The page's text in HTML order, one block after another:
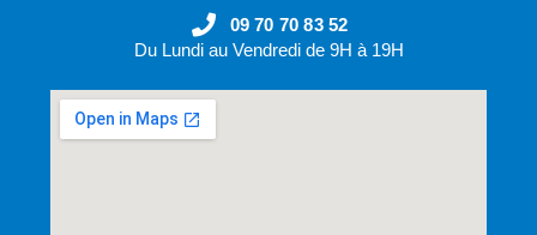
09 70 70 83 52
Du Lundi au Vendredi de 9H à 19H